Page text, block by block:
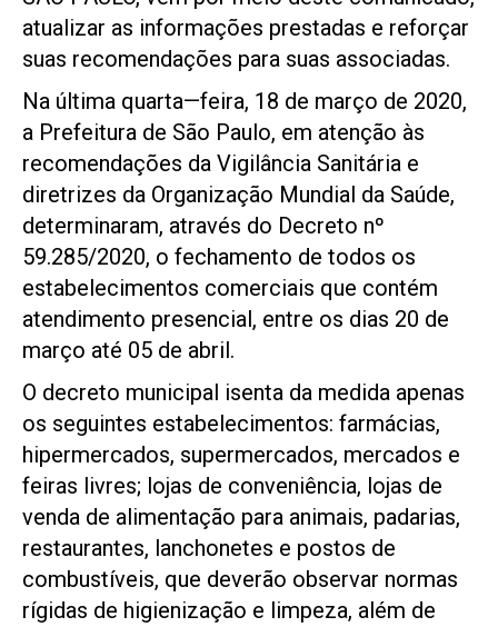
atualizar as informações prestadas e reforçar
suas recomendações para suas associadas.
Na última quarta—feira, 18 de março de 2020,
a Prefeitura de São Paulo, em atenção às
recomendações da Vigilância Sanitária e
diretrizes da Organização Mundial da Saúde,
determinaram, através do Decreto nº
59.285/2020, o fechamento de todos os
estabelecimentos comerciais que contém
atendimento presencial, entre os dias 20 de
março até 05 de abril.
O decreto municipal isenta da medida apenas
os seguintes estabelecimentos: farmácias,
hipermercados, supermercados, mercados e
feiras livres; lojas de conveniência, lojas de
venda de alimentação para animais, padarias,
restaurantes, lanchonetes e postos de
combustíveis, que deverão observar normas
rígidas de higienização e limpeza, além de